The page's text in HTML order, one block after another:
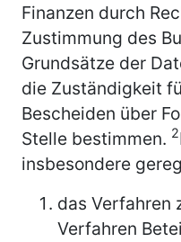
Finanzen durch
Zustimmung des
Grundsätze der
die Zuständigkeit
Bescheiden über
Stelle bestimmen. 2
insbesondere
das Verfahren
Verfahren